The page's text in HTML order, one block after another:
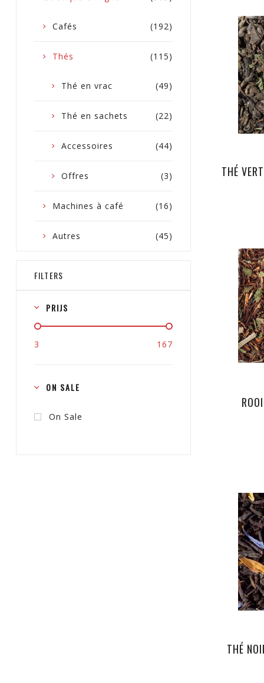
THÉ
THÉ
(192)
Cafés
(115)
Thés
(49)
Thé en vrac
(22)
Thé en sachets
(44)
Accessoires
(3)
Offres
(16)
Machines à café
(45)
Autres
FILTERS
PRIJS
3 167
ON SALE
On Sale